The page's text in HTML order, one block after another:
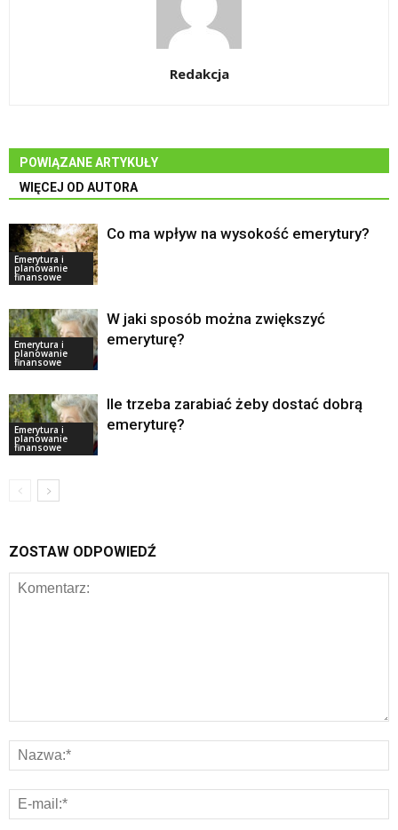
Redakcja
POWIĄZANE ARTYKUŁY
WIĘCEJ OD AUTORA
Emerytura i
planowanie
finansowe
Co ma wpływ na wysokość emerytury?
Emerytura i
planowanie
finansowe
W jaki sposób można zwiększyć
emeryturę?
Emerytura i
planowanie
finansowe
Ile trzeba zarabiać żeby dostać dobrą
emeryturę?
ZOSTAW ODPOWIEDŹ